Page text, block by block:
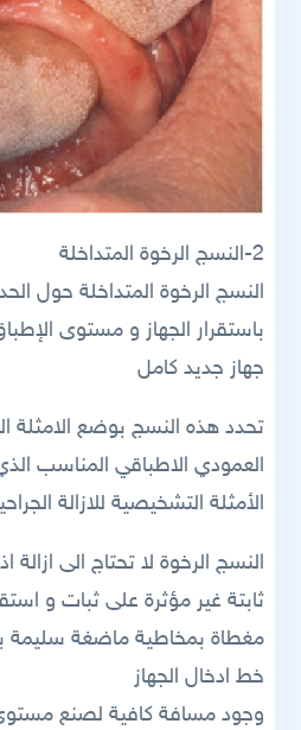
2-النسج الرخوة المتداخلة
النسج الرخوة المتداخلة حول
باستقرار الجهاز و مستوى
جهاز جديد كامل
تحدد هذه النسج بوضع الامثلة
العمودي الاطباقي المناسب
الأمثلة التشخيصية للازالة
النسج الرخوة لا تحتاج الى ازالة
ثابتة غير مؤثرة على ثبات و
مغطاة بمخاطية ماضغة سليمة
خط ادخال الجهاز
وجود مسافة كافية لصنع